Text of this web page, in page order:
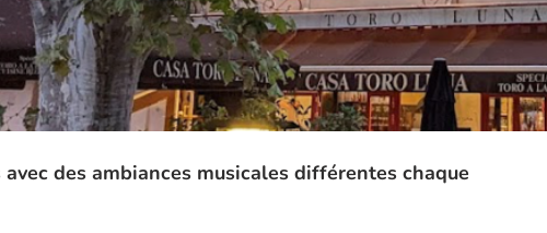
des ambiances musicales différentes chaque